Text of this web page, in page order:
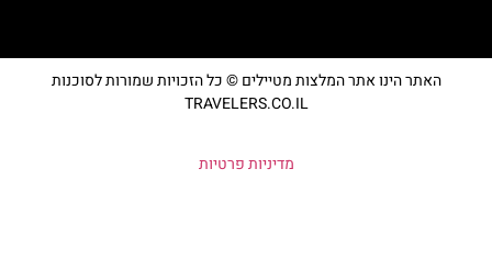
האתר הינו אתר המלצות מטיילים © כל הזכויות שמורות לסוכנות
TRAVELERS.CO.IL
מדיניות פרטיות